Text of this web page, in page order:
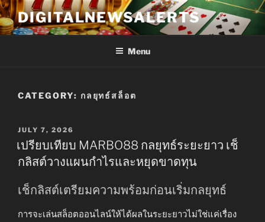
Skip
to
content
DIGITALNEWSALERTS
Menu
CATEGORY: กลยุทธ์สล็อต
POSTED
ON
JULY 7, 2026
เปรียบเทียบ MARBO88 กลยุทธ์ระยะยาว เช็
กลิสต์วางแผนกำไรและหยุดขาดทุน
เช็กลิสต์เตรียมความพร้อมก่อนเริ่มกลยุทธ์
การจะเล่นสล็อตออนไลน์ให้ได้ผลในระยะยาวไม่ใช่แค่เรื่อง